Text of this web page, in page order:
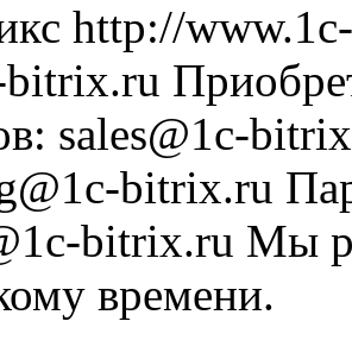
http://
: sales@1c-
bitrix.ru
bitrix.ru Мы
времени.